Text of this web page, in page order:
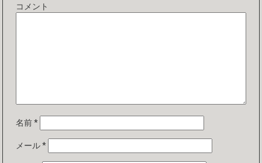
コメント
名前*
メール*